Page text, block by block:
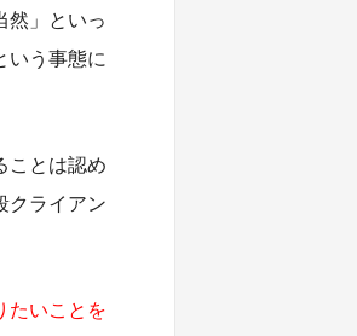
然」といっ
いう事態に
ことは認め
クライアン
たいことを